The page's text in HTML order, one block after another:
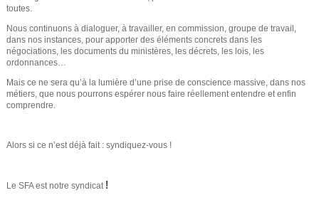
toutes.
Nous continuons à dialoguer, à travailler, en commission, groupe de travail,
dans nos instances, pour apporter des éléments concrets dans les
négociations, les documents du ministères, les décrets, les lois, les
ordonnances…
Mais ce ne sera qu’à la lumière d’une prise de conscience massive, dans nos
métiers, que nous pourrons espérer nous faire réellement entendre et enfin
comprendre.
Alors si ce n’est déjà fait : syndiquez-vous !
Le SFA est notre syndicat !